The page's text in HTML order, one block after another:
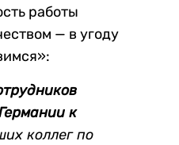
работы
— в угоду
к
коллег по